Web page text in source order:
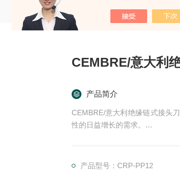
CEMBRE/意大利
产品简介
CEMBRE/意大利绝缘链式接头
性的日益增长的需求。
产品型号：CRP-PP12